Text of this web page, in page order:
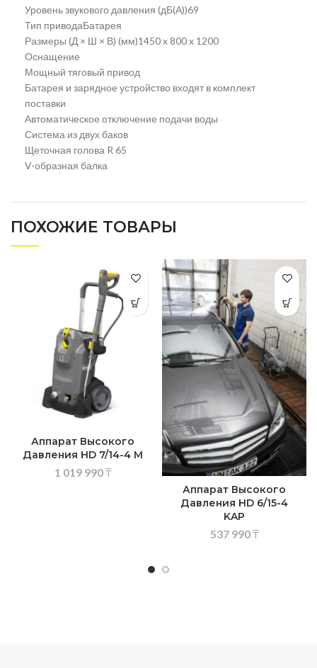
Уровень звукового давления (дБ(А))69
Тип приводаБатарея
Размеры (Д × Ш × В) (мм)1450 x 800 x 1200
Оснащение
Мощный тяговый привод
Батарея и зарядное устройство входят в комплект
поставки
Автоматическое отключение подачи воды
Система из двух баков
Щеточная голова R 65
V-образная балка
ПОХОЖИЕ ТОВАРЫ
Аппарат Высокого
Давления HD 7/14-4 M
1 019 990₸
Аппарат Высокого
Давления HD 6/15-4
KAP
537 990₸